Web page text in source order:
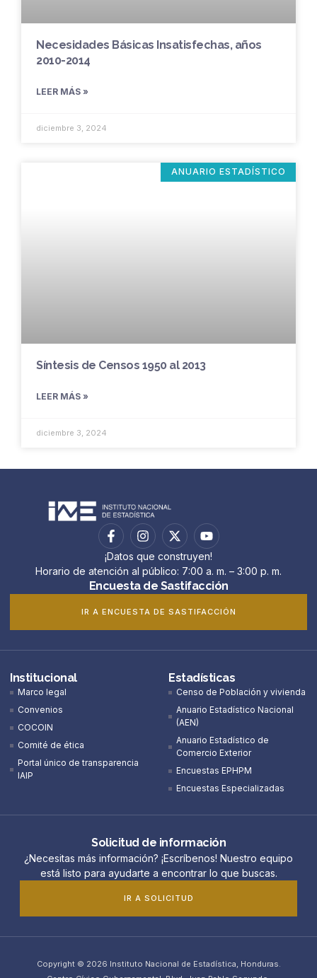
Necesidades Básicas Insatisfechas, años
2010-2014
LEER MÁS »
diciembre 3, 2024
ANUARIO ESTADÍSTICO
Síntesis de Censos 1950 al 2013
LEER MÁS »
diciembre 3, 2024
¡Datos que construyen!
Horario de atención al público: 7:00 a. m. – 3:00 p. m.
Encuesta de Sastifacción
IR A ENCUESTA DE SASTIFACCIÓN
Institucional
Marco legal
Convenios
COCOIN
Comité de ética
Portal único de transparencia
IAIP
Estadísticas
Censo de Población y vivienda
Anuario Estadístico Nacional
(AEN)​
Anuario Estadístico de
Comercio Exterior
Encuestas EPHPM
Encuestas Especializadas
Solicitud de información
¿Necesitas más información? ¡Escríbenos! Nuestro equipo
está listo para ayudarte a encontrar lo que buscas.
IR A SOLICITUD
Copyright © 2026 Instituto Nacional de Estadística, Honduras.